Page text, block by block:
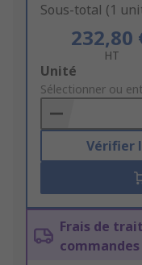
Sous-total (1
232,80
HT
Add
to
Basket
Unité
Sélectionner ou
Vérifier
Frais de
commandes